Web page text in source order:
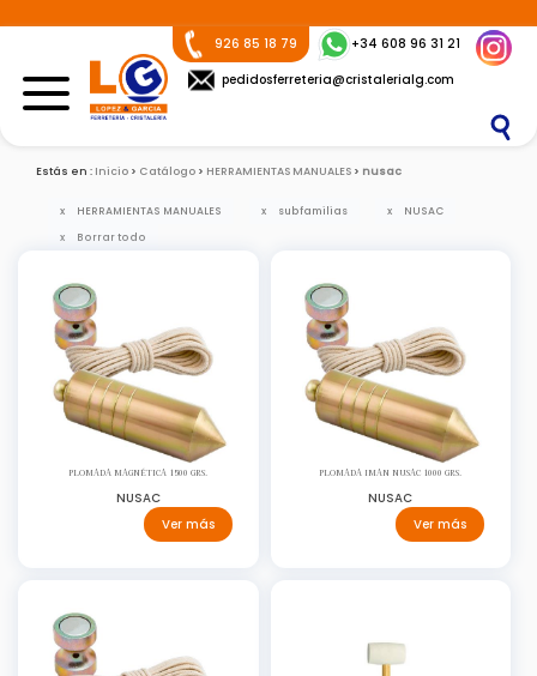
926 85 18 79
+34 608 96 31 21
pedidosferreteria@cristalerialg.com
Estás en : Inicio Catálogo HERRAMIENTAS MANUALES nusac
HERRAMIENTAS MANUALES subfamilias
NUSAC
Borrar todo
PLOMADA MAGNÉTICA 1500 GRS.
NUSAC
Ver más
PLOMADA IMAN NUSAC 1000 GRS.
NUSAC
Ver más